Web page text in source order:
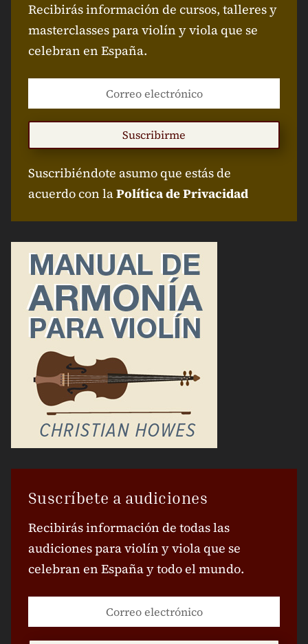
Recibirás información de cursos, talleres y
masterclasses para violín y viola que se
celebran en España.
Suscribirme
Suscribiéndote asumo que estás de
acuerdo con laPolítica de Privacidad
Suscríbete a audiciones
Recibirás información de todas las
audiciones para violín y viola que se
celebran en España y todo el mundo.